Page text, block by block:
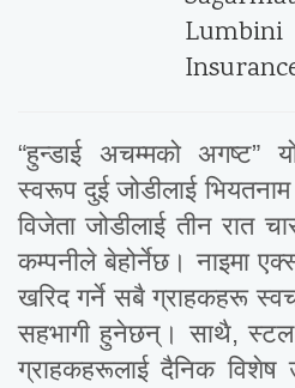
“हुन्डाई अचम्मको अगष्ट”
स्वरूप दुई जोडीलाई
विजेता जोडीलाई तीन रात
कम्पनीले बेहोर्नेछ। नाइमा
खरिद गर्ने सबै ग्राहकहरू
सहभागी हुनेछन्। साथै, स्टल
ग्राहकहरूलाई दैनिक